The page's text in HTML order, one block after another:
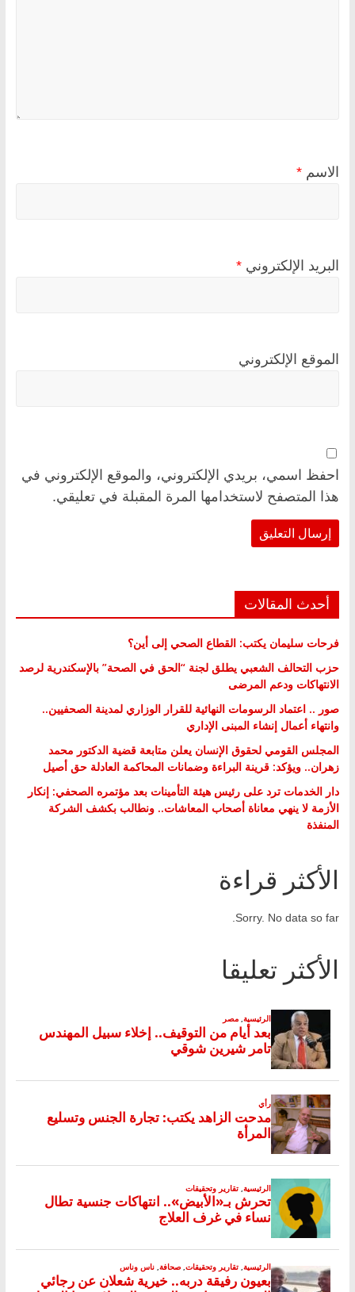
الاسم *
البريد الإلكتروني *
الموقع الإلكتروني
احفظ اسمي، بريدي الإلكتروني، والموقع الإلكتروني في
هذا المتصفح لاستخدامها المرة المقبلة في تعليقي.
أحدث المقالات
فرحات سليمان يكتب: القطاع الصحي إلى أين؟
حزب التحالف الشعبي يطلق لجنة “الحق في الصحة” بالإسكندرية لرصد
الانتهاكات ودعم المرضى
صور .. اعتماد الرسومات النهائية للقرار الوزاري لمدينة الصحفيين..
وانتهاء أعمال إنشاء المبنى الإداري
المجلس القومي لحقوق الإنسان يعلن متابعة قضية الدكتور محمد
زهران.. ويؤكد: قرينة البراءة وضمانات المحاكمة العادلة حق أصيل
دار الخدمات ترد على رئيس هيئة التأمينات بعد مؤتمره الصحفي: إنكار
الأزمة لا ينهي معاناة أصحاب المعاشات.. ونطالب بكشف الشركة
المنفذة
الأكثر قراءة
Sorry. No data so far.
الأكثر تعليقا